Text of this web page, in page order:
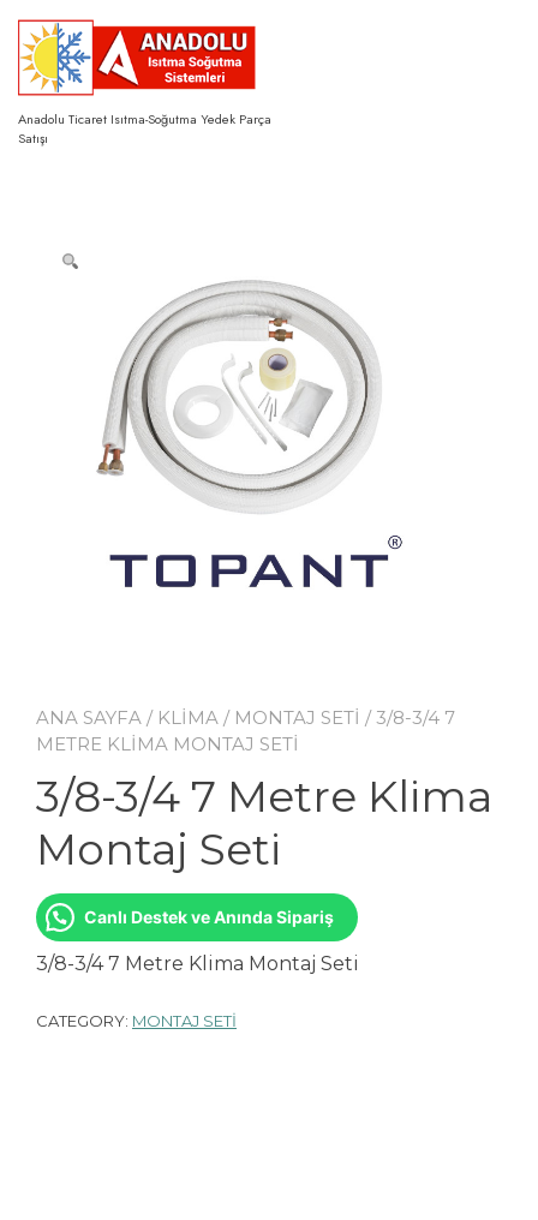
content
Anadolu Ticaret Isıtma-Soğutma Yedek Parça
Satışı
ANA SAYFA / KLİMA / MONTAJ SETİ / 3/8-3/4 7
METRE KLIMA MONTAJ SETI
3/8-3/4 7 Metre Klima
Montaj Seti
Canlı Destek ve Anında Sipariş
3/8-3/4 7 Metre Klima Montaj Seti
CATEGORY: MONTAJ SETİ